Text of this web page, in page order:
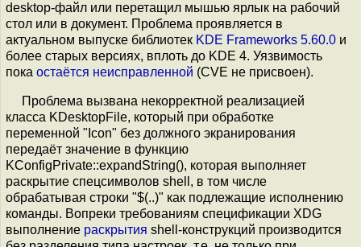
desktop-файл или перетащил мышью ярлык на рабочий
стол или в документ. Проблема проявляется в
актуальном выпуске библиотек KDE Frameworks 5.60.0 и
более старых версиях, вплоть до KDE 4. Уязвимость
пока остаётся неисправленной (CVE не присвоен).
Проблема вызвана некорректной реализацией
класса KDesktopFile, который при обработке
переменной "Icon" без должного экранирования
передаёт значение в функцию
KConfigPrivate::expandString(), которая выполняет
раскрытие спецсимволов shell, в том числе
обрабатывая строки "$(..)" как подлежащие исполнению
команды. Вопреки требованиям спецификации XDG
выполнение раскрытия shell-конструкций производится